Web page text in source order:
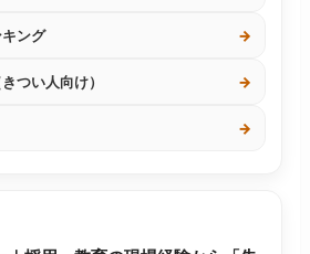
ング →
つい人向け） →
→